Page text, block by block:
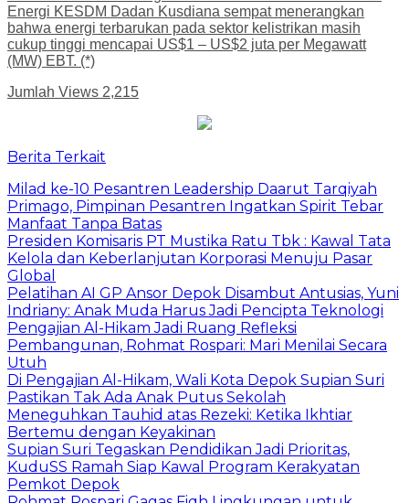
Energi KESDM Dadan Kusdiana sempat menerangkan
bahwa energi terbarukan pada sektor kelistrikan masih
cukup tinggi mencapai US$1 – US$2 juta per Megawatt
(MW) EBT. (*)
Jumlah Views 2,215
Berita Terkait
Milad ke-10 Pesantren Leadership Daarut Tarqiyah
Primago, Pimpinan Pesantren Ingatkan Spirit Tebar
Manfaat Tanpa Batas
Presiden Komisaris PT Mustika Ratu Tbk : Kawal Tata
Kelola dan Keberlanjutan Korporasi Menuju Pasar
Global
Pelatihan AI GP Ansor Depok Disambut Antusias, Yuni
Indriany: Anak Muda Harus Jadi Pencipta Teknologi
Pengajian Al-Hikam Jadi Ruang Refleksi
Pembangunan, Rohmat Rospari: Mari Menilai Secara
Utuh
Di Pengajian Al-Hikam, Wali Kota Depok Supian Suri
Pastikan Tak Ada Anak Putus Sekolah
Meneguhkan Tauhid atas Rezeki: Ketika Ikhtiar
Bertemu dengan Keyakinan
Supian Suri Tegaskan Pendidikan Jadi Prioritas,
KuduSS Ramah Siap Kawal Program Kerakyatan
Pemkot Depok